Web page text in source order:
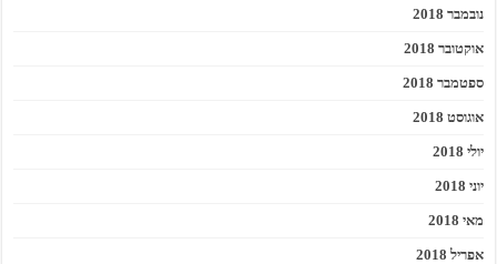
נובמבר 2018
אוקטובר 2018
ספטמבר 2018
אוגוסט 2018
יולי 2018
יוני 2018
מאי 2018
אפריל 2018